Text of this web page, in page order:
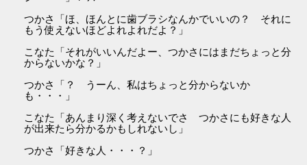
つかさ「ほ、ほんとに歯ブラシなんかでいいの？ それに
もう使えないほどよれよれだよ？」
こなた「それがいいんだよー、つかさにはまだちょっと分
からないかな？」
つかさ「？ うーん、私はちょっと分からないか
も・・・」
こなた「あんまり深く考えないでさ つかさにも好きな人
が出来たら分かるかもしれないし」
つかさ「好きな人・・・？」